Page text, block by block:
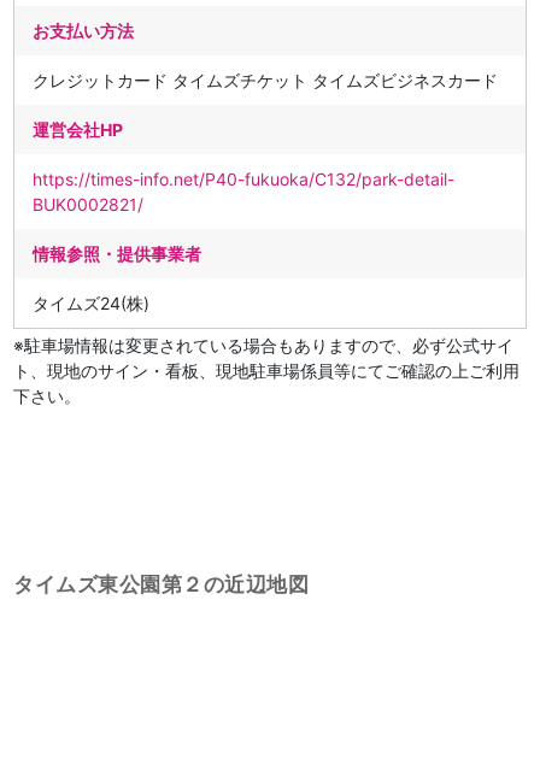
お支払い方法
クレジットカード タイムズチケット タイムズビジネスカード
運営会社HP
https://times-info.net/P40-fukuoka/C132/park-detail-
BUK0002821/
情報参照・提供事業者
タイムズ24(株)
※駐車場情報は変更されている場合もありますので、必ず公式サイ
ト、現地のサイン・看板、現地駐車場係員等にてご確認の上ご利用
下さい。
タイムズ東公園第２の近辺地図